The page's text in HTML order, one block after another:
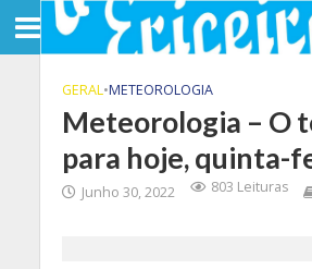
GERAL•METEOROLOGIA
Meteorologia – O
para hoje, quinta-
Junho 30, 2022 803 Leituras